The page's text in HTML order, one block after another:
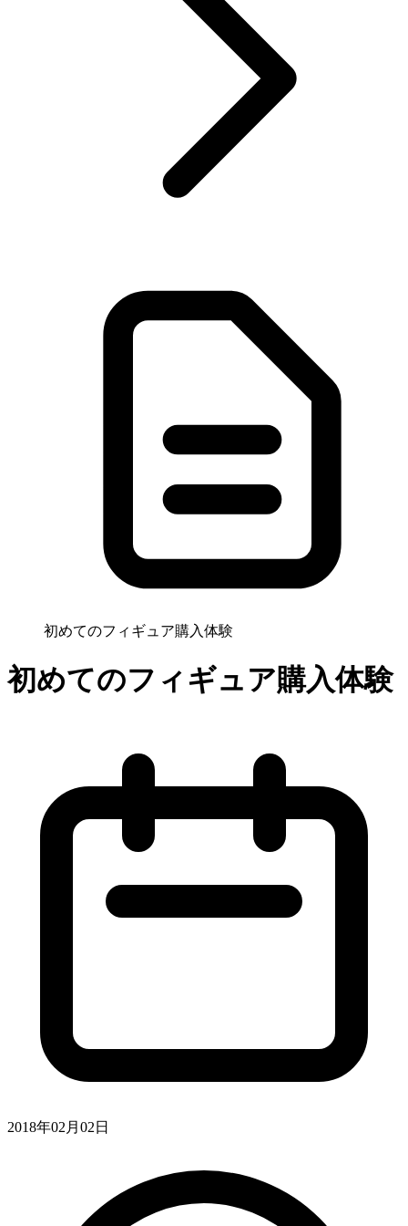
初めてのフィギュア購入体験
初めてのフィギュア購入体験
2018年02月02日